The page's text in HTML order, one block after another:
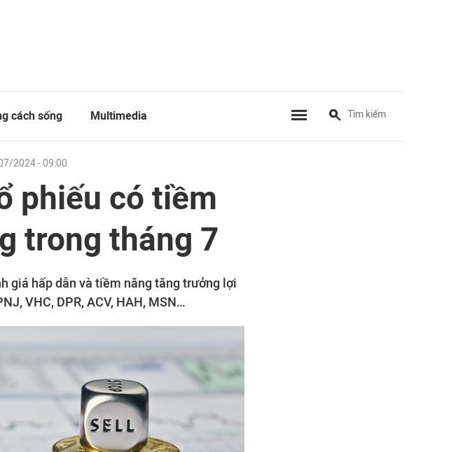
cách sống Multimedia
2024 - 09:00
phiếu có tiềm
trong tháng 7
giá hấp dẫn và tiềm năng tăng trưởng lợi
VHC, DPR, ACV, HAH, MSN…